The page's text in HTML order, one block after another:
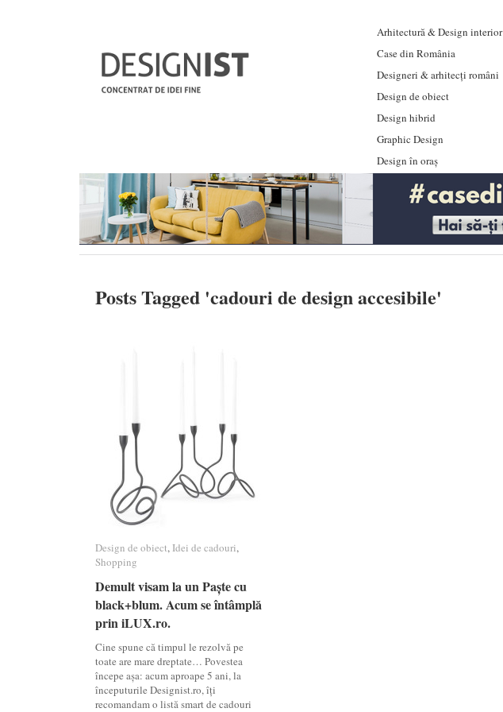
Arhitectură & Design interior
Case din România
Designeri & arhitecți români
Design de obiect
Design hibrid
Graphic Design
Design în oraș
Posts Tagged 'cadouri de design accesibile'
Design de obiect, Idei de cadouri,
Shopping
Demult visam la un Paște cu
black+blum. Acum se întâmplă
prin iLUX.ro.
Cine spune că timpul le rezolvă pe
toate are mare dreptate… Povestea
începe așa: acum aproape 5 ani, la
începuturile Designist.ro, îți
recomandam o listă smart de cadouri
Design de obiect Idei de cadouri
Shopping
Demult visam la un Paște cu
black+blum. Acum se întâmplă
prin iLUX.ro.